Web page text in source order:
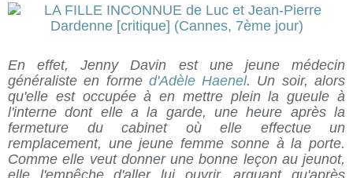
En effet, Jenny Davin est une jeune médecin
généraliste en forme d'Adèle Haenel. Un soir, alors
qu'elle est occupée à en mettre plein la gueule à
l'interne dont elle a la garde, une heure après la
fermeture du cabinet où elle effectue un
remplacement, une jeune femme sonne à la porte.
Comme elle veut donner une bonne leçon au jeunot,
elle l'empêche d'aller lui ouvrir, arguant qu'après